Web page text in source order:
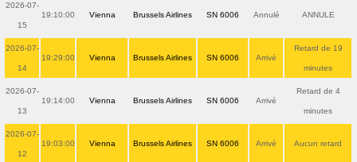
2026-07-
15
19:10:00 Vienna Brussels Airlines SN 6006 Annulé ANNULE
2026-07-
14
19:29:00 Vienna Brussels Airlines SN 6006 Arrivé
Retard de 19
minutes
2026-07-
13
19:14:00 Vienna Brussels Airlines SN 6006 Arrivé
Retard de 4
minutes
2026-07-
12
19:03:00 Vienna Brussels Airlines SN 6006 Arrivé Aucun retard